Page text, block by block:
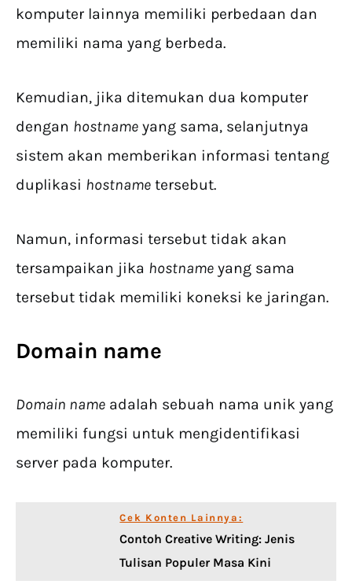
komputer lainnya memiliki perbedaan dan
memiliki nama yang berbeda.
Kemudian, jika ditemukan dua komputer
dengan hostname yang sama, selanjutnya
sistem akan memberikan informasi tentang
duplikasi hostname tersebut.
Namun, informasi tersebut tidak akan
tersampaikan jika hostname yang sama
tersebut tidak memiliki koneksi ke jaringan.
Domain name
Domain name adalah sebuah nama unik yang
memiliki fungsi untuk mengidentifikasi
server pada komputer.
Cek Konten Lainnya:
Contoh Creative Writing: Jenis
Tulisan Populer Masa Kini